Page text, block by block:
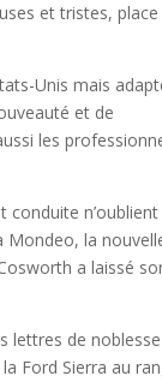
et tristes,
Unis mais
et de
les
conduite
Mondeo, la
a laissé
lettres de
Ford Sierra au